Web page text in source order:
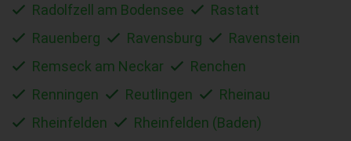
Radolfzell am Bodensee
Rastatt
Rauenberg
Ravensburg
Ravenstein
Remseck am Neckar
Renchen
Renningen
Reutlingen
Rheinau
Rheinfelden
Rheinfelden (Baden)